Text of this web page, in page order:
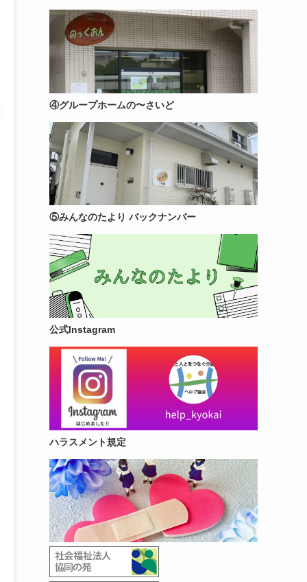
④グループホームの〜さいど
⑤みんなのたより バックナンバー
公式Instagram
ハラスメント規定